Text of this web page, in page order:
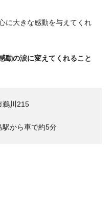
に大きな感動を与えてくれ
動の涙に変えてくれること
鵜川215
駅から車で約5分